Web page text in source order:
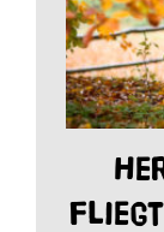
fliegt